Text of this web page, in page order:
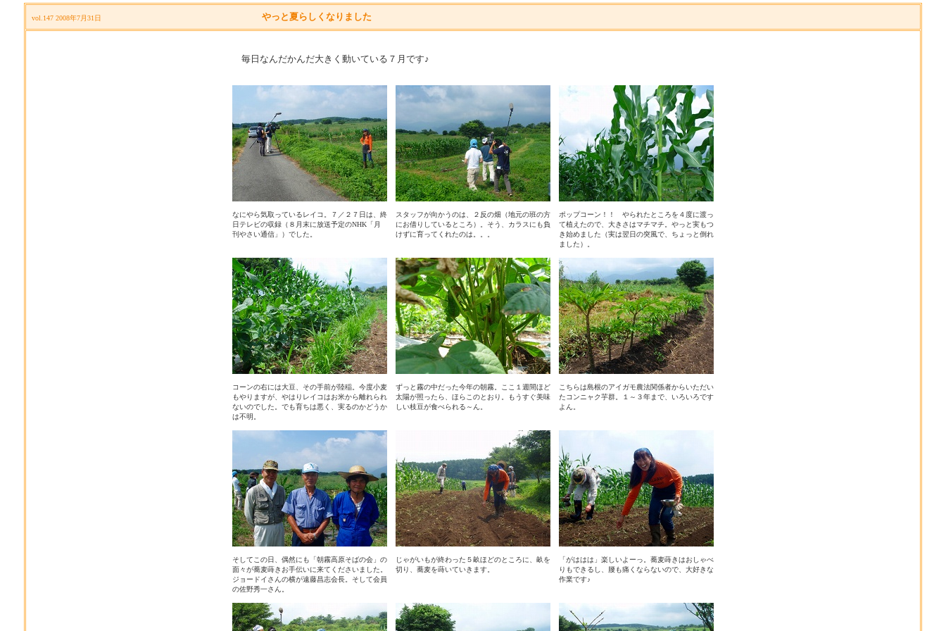
vol.147 2008年7月31日 やっと夏らしくなりました
毎日なんだかんだ大きく動いている７月です♪
なにやら気取っているレイコ。７／２７日は、終
日テレビの収録（８月末に放送予定のNHK「月
刊やさい通信」）でした。
スタッフが向かうのは、２反の畑（地元の班の方
にお借りしているところ）。そう、カラスにも負
けずに育ってくれたのは。。。
ポップコーン！！ やられたところを４度に渡っ
て植えたので、大きさはマチマチ。やっと実もつ
き始めました（実は翌日の突風で、ちょっと倒れ
ました）。
コーンの右には大豆、その手前が陸稲。今度小麦
もやりますが、やはりレイコはお米から離れられ
ないのでした。でも育ちは悪く、実るのかどうか
は不明。
ずっと霧の中だった今年の朝霧。ここ１週間ほど
太陽が照ったら、ほらこのとおり。もうすぐ美味
しい枝豆が食べられる～ん。
こちらは島根のアイガモ農法関係者からいただい
たコンニャク芋群。１～３年まで、いろいろです
よん。
そしてこの日、偶然にも「朝霧高原そばの会」の
面々が蕎麦蒔きお手伝いに来てくださいました。
ジョードイさんの横が遠藤昌志会長。そして会員
の佐野秀一さん。
じゃがいもが終わった５畝ほどのところに、畝を
切り、蕎麦を蒔いていきます。
「がははは」楽しいよーっ。蕎麦蒔きはおしゃべ
りもできるし、腰も痛くならないので、大好きな
作業です♪